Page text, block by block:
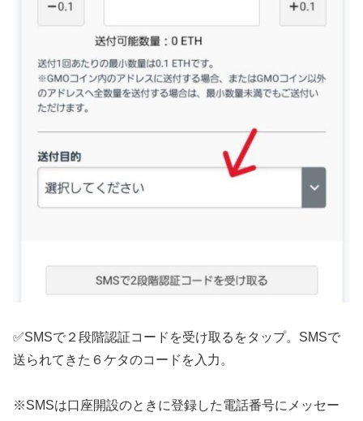
✅SMSで２段階認証コードを受け取るをタップ。SMSで
送られてきた６ケタのコードを入力。
※SMSは口座開設のときに登録した電話番号にメッセー